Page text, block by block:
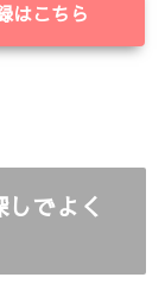
はこちら
でよく